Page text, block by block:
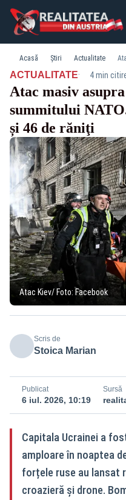
Acasă Știri Actualitate
ACTUALITATE· 4 min
Atac masiv
summitului
și 46 de răniţi
Atac Kiev/ Foto: Facebook
Scris de
Stoica Marian
Publicat
6 iul. 2026, 10:19
Sursă
Capitala Ucrainei a
amploare în noaptea
forțele ruse au lansat
croazieră și drone.